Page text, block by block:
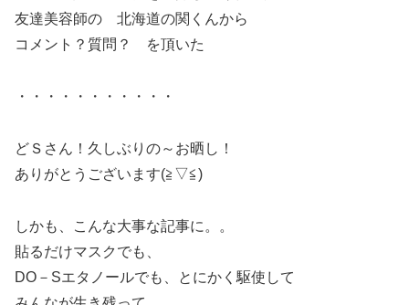
友達美容師の 北海道の関くんから
コメント？質問？ を頂いた
・・・・・・・・・・・
どＳさん！久しぶりの～お晒し！
ありがとうございます(≧▽≦)
しかも、こんな大事な記事に。。
貼るだけマスクでも、
DO－Sエタノールでも、とにかく駆使して